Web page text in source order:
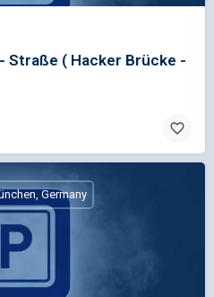
Straße ( Hacker Brücke -
Germany